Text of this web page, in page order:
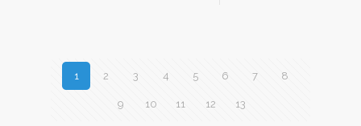
1 2 3 4 5 6 7 8
9 10 11 12 13